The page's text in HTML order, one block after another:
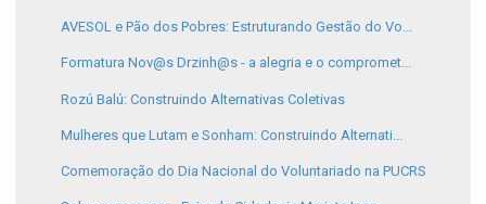
AVESOL e Pão dos Pobres: Estruturando Gestão do Vo...
Formatura Nov@s Drzinh@s - a alegria e o compromet...
Rozú Balú: Construindo Alternativas Coletivas
Mulheres que Lutam e Sonham: Construindo Alternati...
Comemoração do Dia Nacional do Voluntariado na PUCRS